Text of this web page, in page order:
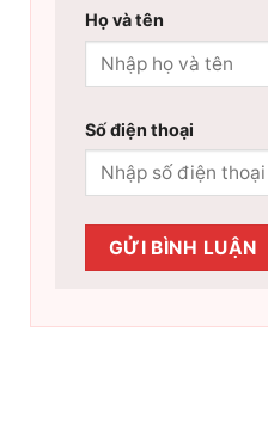
Họ và tên
Số điện thoại